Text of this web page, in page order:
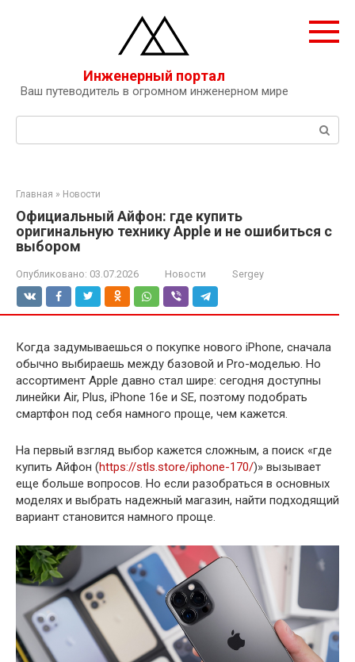
Инженерный портал
Ваш путеводитель в огромном инженерном мире
Поиск:
Главная » Новости
Официальный Айфон: где купить
оригинальную технику Apple и не ошибиться с
выбором
Опубликовано: 03.07.2026 Новости Sergey
Когда задумываешься о покупке нового iPhone, сначала
обычно выбираешь между базовой и Pro-моделью. Но
ассортимент Apple давно стал шире: сегодня доступны
линейки Air, Plus, iPhone 16e и SE, поэтому подобрать
смартфон под себя намного проще, чем кажется.
На первый взгляд выбор кажется сложным, а поиск «где
купить Айфон (https://stls.store/iphone-170/)» вызывает
еще больше вопросов. Но если разобраться в основных
моделях и выбрать надежный магазин, найти подходящий
вариант становится намного проще.